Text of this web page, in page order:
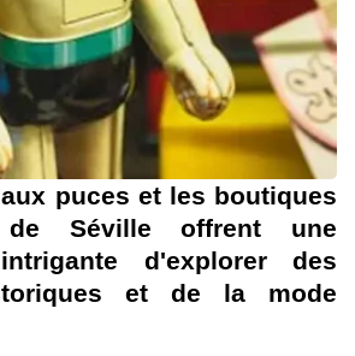
puces et les boutiques
Séville offrent une
d'explorer des
et de la mode